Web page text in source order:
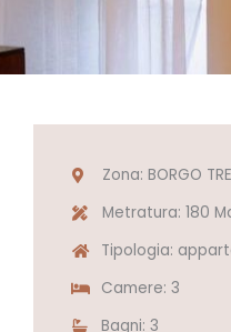
Zona: BORGO
Metratura: 180
Tipologia:
Camere: 3
Bagni: 3